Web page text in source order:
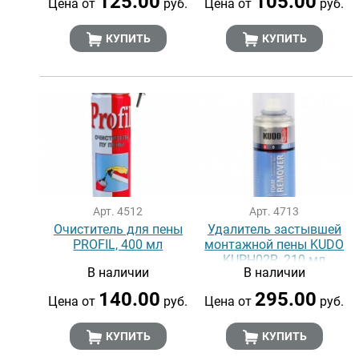
Цена от
руб.
КУПИТЬ
Цена от
руб.
КУПИТЬ
Арт. 4512
Очиститель для пены
PROFIL, 400 мл
В наличии
Цена от 140.00 руб.
КУПИТЬ
Арт. 4713
Удалитель застывшей
монтажной пены KUDO
KUPH02R, 210 мл
В наличии
Цена от 295.00 руб.
КУПИТЬ